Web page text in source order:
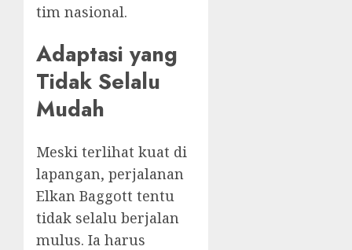
tim nasional.
Adaptasi yang
Tidak Selalu
Mudah
Meski terlihat kuat di
lapangan, perjalanan
Elkan Baggott tentu
tidak selalu berjalan
mulus. Ia harus